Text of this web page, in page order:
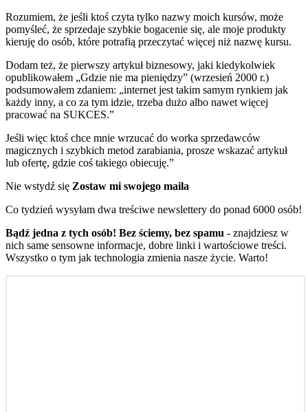
Rozumiem, że jeśli ktoś czyta tylko nazwy moich kursów, może
pomyśleć, że sprzedaje szybkie bogacenie się, ale moje produkty
kieruję do osób, które potrafią przeczytać więcej niż nazwę kursu.
Dodam też, że pierwszy artykuł biznesowy, jaki kiedykolwiek
opublikowałem „Gdzie nie ma pieniędzy” (wrzesień 2000 r.)
podsumowałem zdaniem: „internet jest takim samym rynkiem jak
każdy inny, a co za tym idzie, trzeba dużo albo nawet więcej
pracować na SUKCES.”
Jeśli więc ktoś chce mnie wrzucać do worka sprzedawców
magicznych i szybkich metod zarabiania, prosze wskazać artykuł
lub ofertę, gdzie coś takiego obiecuję.”
Nie wstydź się Zostaw mi swojego maila
Co tydzień wysyłam dwa treściwe newslettery do ponad 6000 osób!
Bądź jedna z tych osób! Bez ściemy, bez spamu - znajdziesz w
nich same sensowne informacje, dobre linki i wartościowe treści.
Wszystko o tym jak technologia zmienia nasze życie. Warto!